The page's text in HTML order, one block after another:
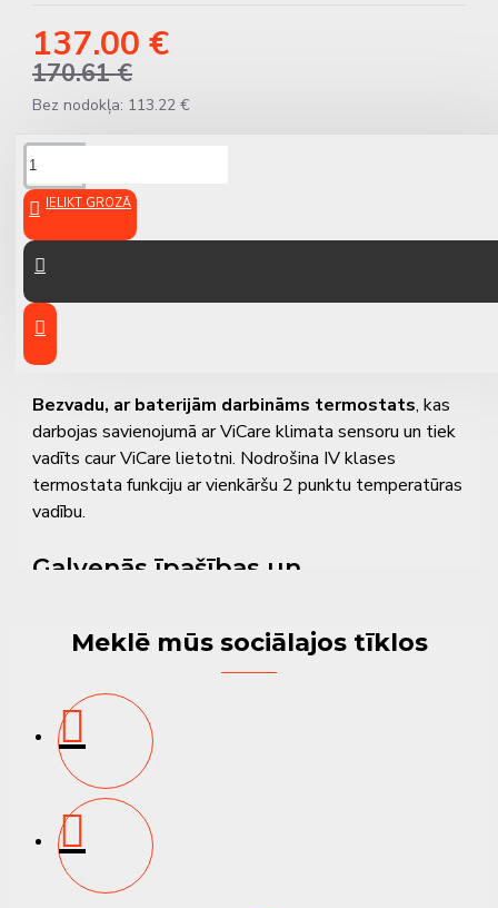
137.00 €
170.61 €
Bez nodokļa: 113.22 €
IELIKT GROZĀ
Viessmann ViCare
Termostats (2 punktu
regulācija)
Bezvadu, ar baterijām darbināms termostats, kas
darbojas savienojumā ar ViCare klimata sensoru un tiek
vadīts caur ViCare lietotni. Nodrošina IV klases
termostata funkciju ar vienkāršu 2 punktu temperatūras
vadību.
Galvenās īpašības un
Bezvadu darbība– termostats darbojas ar baterijām
un neizmanto vadu pieslēgumus
Savienojums ar ViCare klimata sensoru
nodrošina precīzu temperatūras kontroles funkciju
Vadība caur ViCare lietotni
maiņa un uzraudzība mobilajā ierīcē
Licences atslēga: 2 punktu vadība
vienkārša telpas temperatūras regulācija
Piemērots IV klases termostata funkcijai
atbilst sistēmas prasībām integrētai darbībai
Meklē mūs sociālajos tīklos